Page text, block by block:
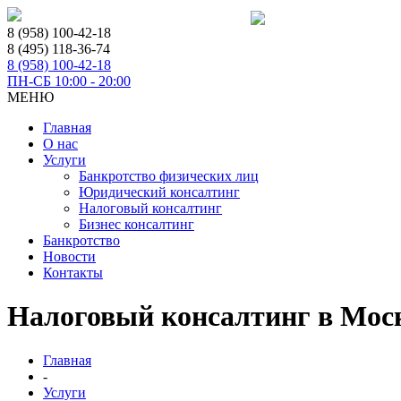
8 (958) 100-42-18
8 (495) 118-36-74
8 (958) 100-42-18
ПН-СБ 10:00 - 20:00
МЕНЮ
Главная
О нас
Услуги
Банкротство физических лиц
Юридический консалтинг
Налоговый консалтинг
Бизнес консалтинг
Банкротство
Новости
Контакты
Налоговый консалтинг в
Главная
-
Услуги